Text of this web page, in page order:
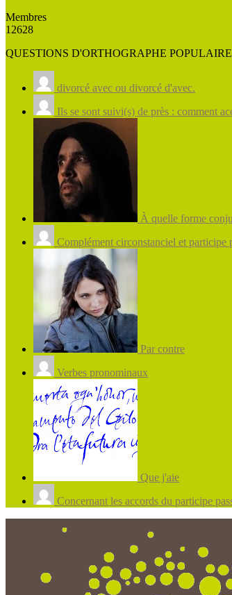
Membres
12628
QUESTIONS D'ORTHOGRAPHE
divorcé avec ou divorcé d'avec.
Ils se sont suivi(s) de près : comment
À quelle forme
Complément circonstanciel et participe
Par contre
Verbes pronominaux
Que j'aie
Concernant les accords du participe